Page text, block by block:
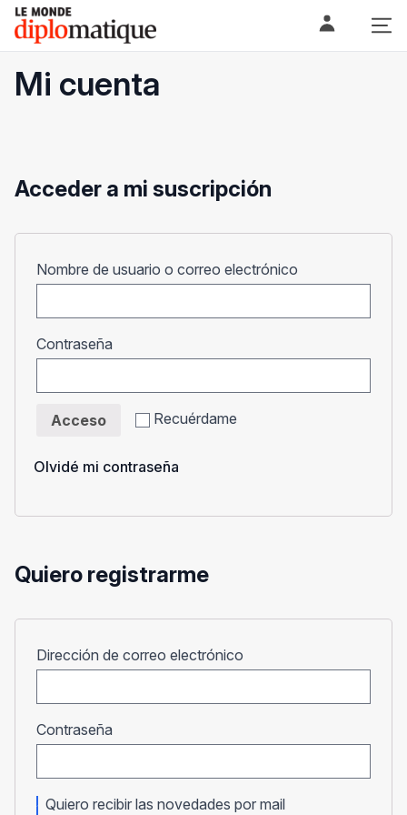
Skip
content
Le monde diplomatique
Mi cuenta
Acceder a mi suscripción
Nombre de usuario o correo electrónico
Contraseña
Recuérdame
Acceso
Olvidé mi contraseña
Quiero registrarme
Dirección de correo electrónico
Contraseña
Quiero recibir las novedades por mail